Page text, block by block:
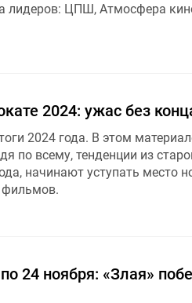
лидеров: ЦПШ, Атмосфера
2024: ужас без
2024 года. В этом
по всему, тенденции из
начинают уступать место
24 ноября: «Злая»